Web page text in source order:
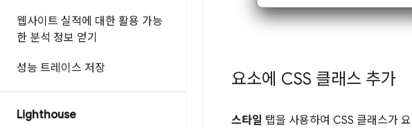
웹사이트 실적에 대한 활용 가능
한 분석 정보 얻기
성능 트레이스 저장
Lighthouse
요소에 CSS 클래스 추가
스타일 탭을 사용하여 CSS 클래스가